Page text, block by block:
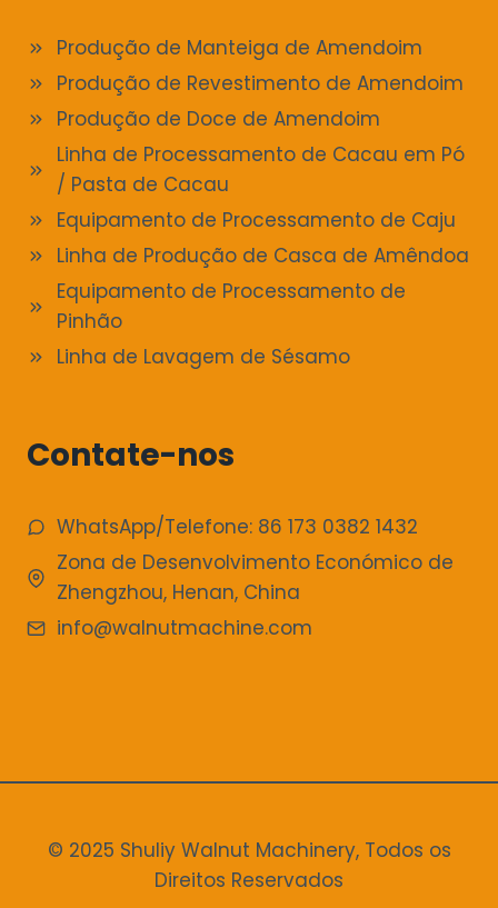
Produção de Manteiga de Amendoim
Produção de Revestimento de Amendoim
Produção de Doce de Amendoim
Linha de Processamento de Cacau em Pó
/ Pasta de Cacau
Equipamento de Processamento de Caju
Linha de Produção de Casca de Amêndoa
Equipamento de Processamento de
Pinhão
Linha de Lavagem de Sésamo
Contate-nos
WhatsApp/Telefone: 86 173 0382 1432
Zona de Desenvolvimento Económico de
Zhengzhou, Henan, China
info@walnutmachine.com
© 2025 Shuliy Walnut Machinery, Todos os
Direitos Reservados